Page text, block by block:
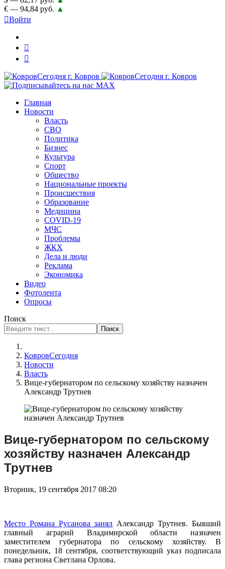
€ — 94,84 руб. ▲
Войти
Главная
Новости
Власть
СВО
Политика
Бизнес
Культура
Спорт
Общество
Национальные проекты
Происшествия
Образование
Медицина
COVID-19
МЧС
Проблемы
ЖКХ
Дела и люди
Реклама
Экономика
Видео
Фотолента
Опросы
Поиск
Поиск
КовровСегодня
Новости
Власть
Вице-губернатором по сельскому хозяйству назначен
Александр Трутнев
Вице-губернатором по сельскому
хозяйству назначен Александр
Трутнев
Вторник, 19 сентября 2017 08:20
Место Романа Русанова занял Александр Трутнев. Бывший
главный аграрий Владимирской области назначен
заместителем губернатора по сельскому хозяйству. В
понедельник, 18 сентября, соответствующий указ подписала
глава региона Светлана Орлова.